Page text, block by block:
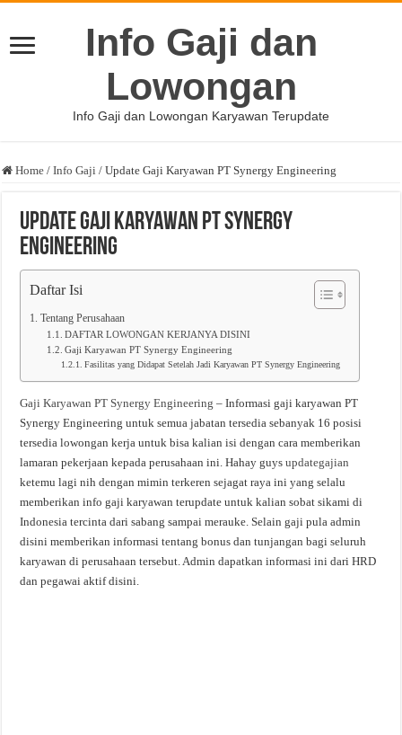
Info Gaji dan
Lowongan
Info Gaji dan Lowongan Karyawan Terupdate
Home / Info Gaji / Update Gaji Karyawan PT Synergy Engineering
Update Gaji Karyawan PT Synergy
Engineering
Daftar Isi
Tentang Perusahaan
DAFTAR LOWONGAN KERJANYA DISINI
Gaji Karyawan PT Synergy Engineering
Fasilitas yang Didapat Setelah Jadi Karyawan PT Synergy Engineering
Gaji Karyawan PT Synergy Engineering – Informasi gaji karyawan PT
Synergy Engineering untuk semua jabatan tersedia sebanyak 16 posisi
tersedia lowongan kerja untuk bisa kalian isi dengan cara memberikan
lamaran pekerjaan kepada perusahaan ini. Hahay guysupdategajian
ketemu lagi nih dengan mimin terkeren sejagat raya ini yang selalu
memberikan info gaji karyawan terupdate untuk kalian sobat sikami di
Indonesia tercinta dari sabang sampai merauke. Selain gaji pula admin
disini memberikan informasi tentang bonus dan tunjangan bagi seluruh
karyawan di perusahaan tersebut. Admin dapatkan informasi ini dari HRD
dan pegawai aktif disini.